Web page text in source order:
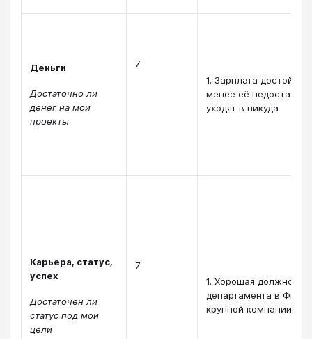
Деньги
Достаточно ли
денег на мои
проекты
7
1. Зарплата
менее её
уходят в никуда
Карьера, статус,
успех
Достаточен ли
статус под мои
цели
7
1. Хорошая должность
департамента в
крупной компании